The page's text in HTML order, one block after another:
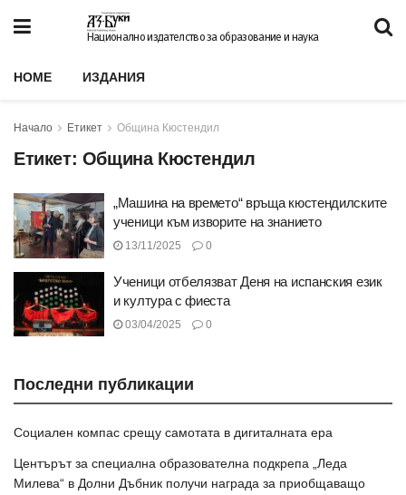
Национално издателство за образование и наука
HOME ИЗДАНИЯ
Начало Етикет Община Кюстендил
Етикет: Община Кюстендил
„Машина на времето“ връща кюстендилските
ученици към изворите на знанието
13/11/2025 0
Ученици отбелязват Деня на испанския език
и култура с фиеста
03/04/2025 0
Последни публикации
Социален компас срещу самотата в дигиталната ера
Центърът за специална образователна подкрепа „Леда
Милева“ в Долни Дъбник получи награда за приобщаващо